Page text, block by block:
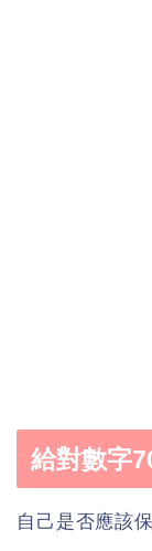
給對數字
自己是否應該